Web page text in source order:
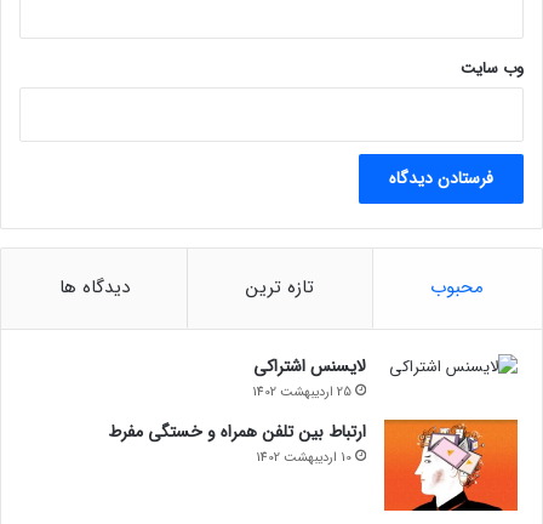
وب‌ سایت
محبوب تازه ترین دیدگاه ها
لایسنس اشتراکی
25 اردیبهشت 1402
ارتباط بین تلفن همراه و خستگی مفرط
10 اردیبهشت 1402